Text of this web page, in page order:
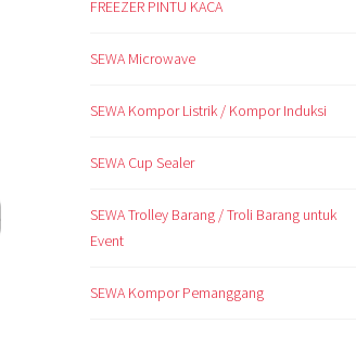
FREEZER PINTU KACA
SEWA Microwave
SEWA Kompor Listrik / Kompor Induksi
SEWA Cup Sealer
SEWA Trolley Barang / Troli Barang untuk
Event
SEWA Kompor Pemanggang